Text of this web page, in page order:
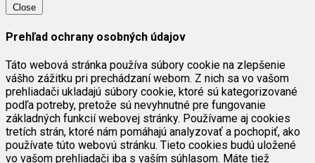
Close
Prehľad ochrany osobných údajov
Táto webová stránka používa súbory cookie na zlepšenie
vášho zážitku pri prechádzaní webom. Z nich sa vo vašom
prehliadači ukladajú súbory cookie, ktoré sú kategorizované
podľa potreby, pretože sú nevyhnutné pre fungovanie
základných funkcií webovej stránky. Používame aj cookies
tretích strán, ktoré nám pomáhajú analyzovať a pochopiť, ako
používate túto webovú stránku. Tieto cookies budú uložené
vo vašom prehliadači iba s vaším súhlasom. Máte tiež